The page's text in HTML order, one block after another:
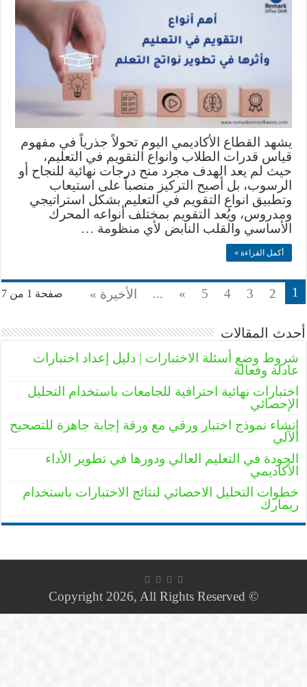
يشهد القطاع الأكاديمي اليوم تحولاً جذرياً في مفهوم
قياس قدرات الطلاب وانواع التقويم في التعليم،
حيث لم يعد الهدف مجرد منح درجات نهائية للنجاح أو
الرسوب، بل أصبح التركيز منصباً على استيعاب
وتطبيق انواع التقويم في التعليم بشكل استراتيجي
ومدروس، ويُعد التقويم بمختلف أنواعه المحرك
الأساسي والقلب النابض لأي منظومة …
أكمل القراءة »
صفحة 1 من 7 1
2
3
4
5
»
... الأخيرة »
أحدث المقالات
شروط وضع أسئلة الاختبارات | دليل إعداد اختبارات
عادلة وفعالة
اختبارات نهائية احترافية للجامعات باستخدام التحليل
الإحصائي
إنشاء نموذج اختبار ورقي مع ورقة إجابة جاهزة للتصحيح
الآلي
الجودة في التعليم العالي ودورها في تطوير الأداء
الأكاديمي
خطوات التحليل الاحصائي لنتائج الاختبارات باستخدام
ريمارك
© Copyright 2026, All Rights Reserved